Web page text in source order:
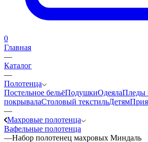
0
Главная
—
Каталог
—
Полотенца
Постельное бельёПодушкиОдеялаПледы
покрывалаСтоловый текстильДетям
—
Махровые полотенца
Вафельные полотенца
—Набор полотенец махровых Миндаль